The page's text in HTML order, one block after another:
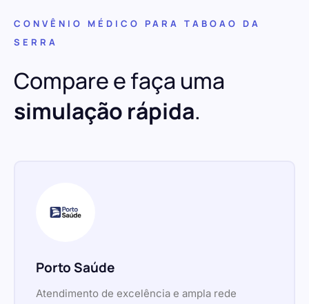
CONVÊNIO MÉDICO PARA TABOAO DA
SERRA
Compare e faça uma
simulação rápida.
Porto Saúde
Atendimento de excelência e ampla rede